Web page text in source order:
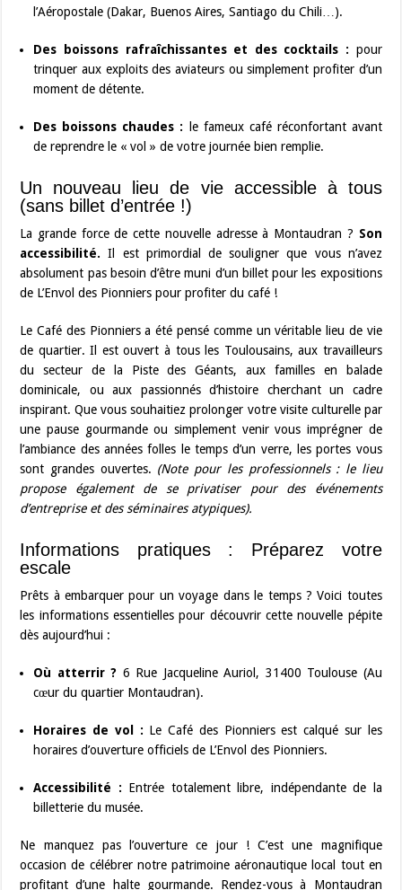
l’Aéropostale (Dakar, Buenos Aires, Santiago du Chili…).
Des boissons rafraîchissantes et des cocktails : pour
trinquer aux exploits des aviateurs ou simplement profiter d’un
moment de détente.
Des boissons chaudes : le fameux café réconfortant avant
de reprendre le « vol » de votre journée bien remplie.
Un nouveau lieu de vie accessible à tous
(sans billet d’entrée !)
La grande force de cette nouvelle adresse à Montaudran ? Son
accessibilité. Il est primordial de souligner que vous n’avez
absolument pas besoin d’être muni d’un billet pour les expositions
de L’Envol des Pionniers pour profiter du café !
Le Café des Pionniers a été pensé comme un véritable lieu de vie
de quartier. Il est ouvert à tous les Toulousains, aux travailleurs
du secteur de la Piste des Géants, aux familles en balade
dominicale, ou aux passionnés d’histoire cherchant un cadre
inspirant. Que vous souhaitiez prolonger votre visite culturelle par
une pause gourmande ou simplement venir vous imprégner de
l’ambiance des années folles le temps d’un verre, les portes vous
sont grandes ouvertes. (Note pour les professionnels : le lieu
propose également de se privatiser pour des événements
d’entreprise et des séminaires atypiques).
Informations pratiques : Préparez votre
escale
Prêts à embarquer pour un voyage dans le temps ? Voici toutes
les informations essentielles pour découvrir cette nouvelle pépite
dès aujourd’hui :
Où atterrir ? 6 Rue Jacqueline Auriol, 31400 Toulouse (Au
cœur du quartier Montaudran).
Horaires de vol : Le Café des Pionniers est calqué sur les
horaires d’ouverture officiels de L’Envol des Pionniers.
Accessibilité : Entrée totalement libre, indépendante de la
billetterie du musée.
Ne manquez pas l’ouverture ce jour ! C’est une magnifique
occasion de célébrer notre patrimoine aéronautique local tout en
profitant d’une halte gourmande. Rendez-vous à Montaudran